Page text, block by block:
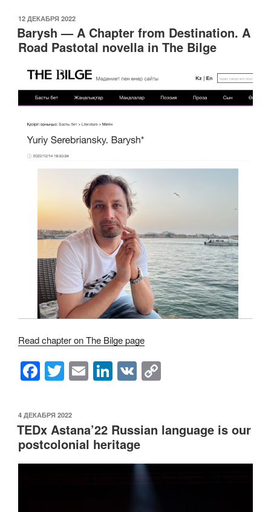
c
e
b
o
o
k
tt
er e
dI
n
y
Li
k
ОПУБЛИКОВАНО
12 ДЕКАБРЯ 2022
Barysh — A Chapter from Destination. A
Road Pastotal novella in The Bilge
Read chapter on The Bilge page
F
c
e
b
o
T
tt
er
E Li
e
dI
n
V
y
n
ОПУБЛИКОВАНО
4 ДЕКАБРЯ 2022
TEDx Astana’22 Russian language is our
postcolonial heritage